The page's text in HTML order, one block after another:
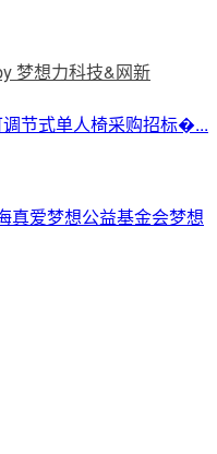
梦想力科技&网新
节式单人椅采购招标�...
真爱梦想公益基金会梦想